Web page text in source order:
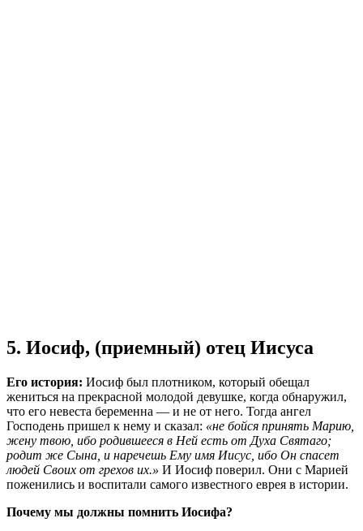
5. Иосиф, (приемный) отец Иисуса
Его история: Иосиф был плотником, который обещал
жениться на прекрасной молодой девушке, когда обнаружил,
что его невеста беременна — и не от него. Тогда ангел
Господень пришел к нему и сказал: «не бойся принять Марию,
жену твою, ибо родившееся в Ней есть от Духа Святаго;
родит же Сына, и наречешь Ему имя Иисус, ибо Он спасет
людей Своих от грехов их.» И Иосиф поверил. Они с Марией
поженились и воспитали самого известного еврея в истории.
Почему мы должны помнить Иосифа?